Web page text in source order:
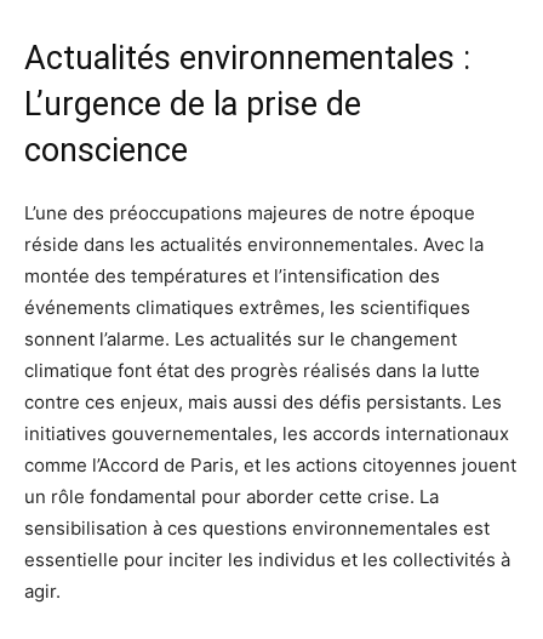
Actualités environnementales :
L’urgence de la prise de
conscience
L’une des préoccupations majeures de notre époque
réside dans les actualités environnementales. Avec la
montée des températures et l’intensification des
événements climatiques extrêmes, les scientifiques
sonnent l’alarme. Les actualités sur le changement
climatique font état des progrès réalisés dans la lutte
contre ces enjeux, mais aussi des défis persistants. Les
initiatives gouvernementales, les accords internationaux
comme l’Accord de Paris, et les actions citoyennes jouent
un rôle fondamental pour aborder cette crise. La
sensibilisation à ces questions environnementales est
essentielle pour inciter les individus et les collectivités à
agir.